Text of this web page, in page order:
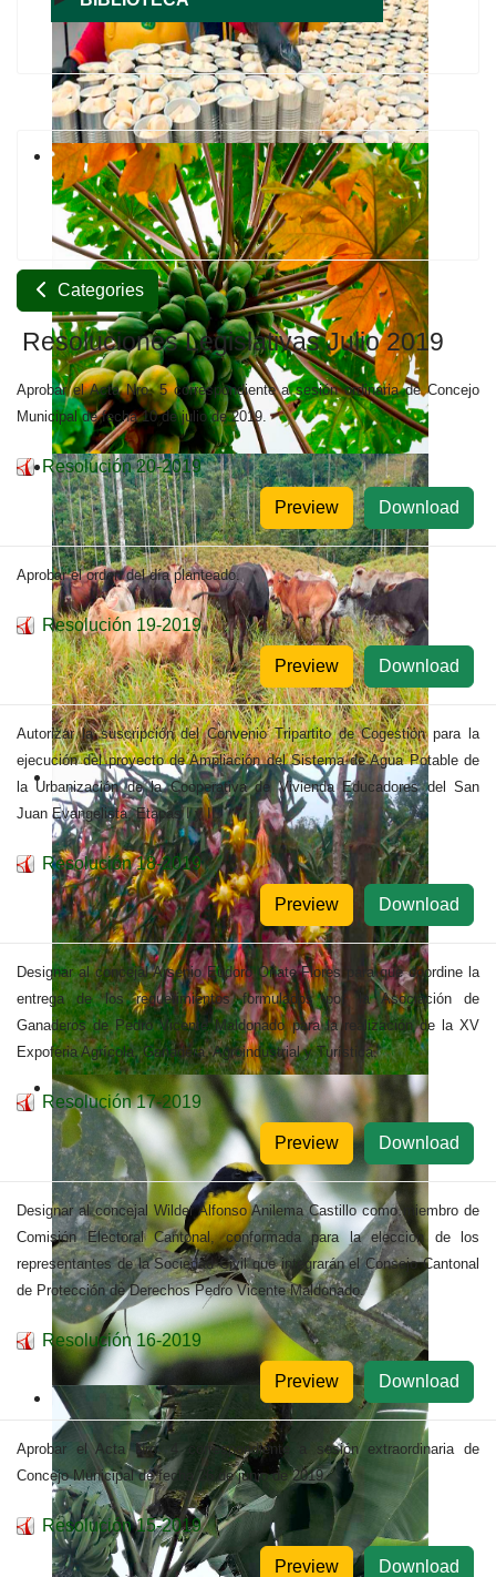
Categories
Resoluciones Legislativas Julio 2019
Aprobar el Acta Nro. 5 correspondiente a sesión ordinaria de Concejo
Municipal de fecha 10 de julio de 2019.
Resolución 20-2019
Download
Preview
Aprobar el orden del día planteado.
Resolución 19-2019
Download
Preview
Autorizar la suscripción del Convenio Tripartito de Cogestión para la
ejecución del proyecto de Ampliación del Sistema de Agua Potable de
la Urbanización de la Cooperativa de Vivienda Educadores del San
Juan Evangelista, Etapas I y II.
Resolución 18-2019
Download
Preview
Designar al concejal Arsenio Eudoro Oñate Flores para que coordine la
entrega de los requerimientos formulados por la Asociación de
Ganaderos de Pedro Vicente Maldonado para la realización de la XV
Expoferia Agrícola, Ganadera, Agroindustrial y Turística.
Resolución 17-2019
Download
Preview
Designar al concejal Wilder Alfonso Anilema Castillo como miembro de
Comisión Electoral Cantonal, conformada para la elección de los
representantes de la Sociedad Civil que integrarán el Consejo Cantonal
de Protección de Derechos Pedro Vicente Maldonado.
Resolución 16-2019
Download
Preview
Aprobar el Acta Nro. 4 correspondiente a sesión extraordinaria de
Concejo Municipal de fecha 26 de junio de 2019.
Resolución 15-2019
Download
Preview